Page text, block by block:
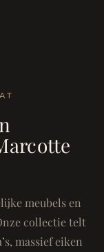
meubels en
collectie telt
massief eiken